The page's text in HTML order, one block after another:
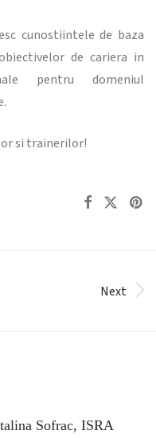
cunostiintele de baza
de cariera in
pentru domeniul
si trainerilor!
Next
Sofrac, ISRA